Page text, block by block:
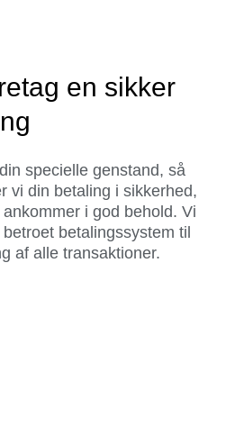
en sikker
specielle genstand, så
vi din betaling i sikkerhed,
i god behold. Vi
betalingssystem til
af alle transaktioner.